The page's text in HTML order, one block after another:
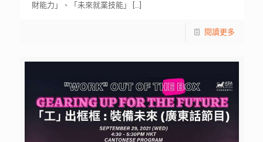
財能力」、「未來就業技能」
[…]
閱讀更多